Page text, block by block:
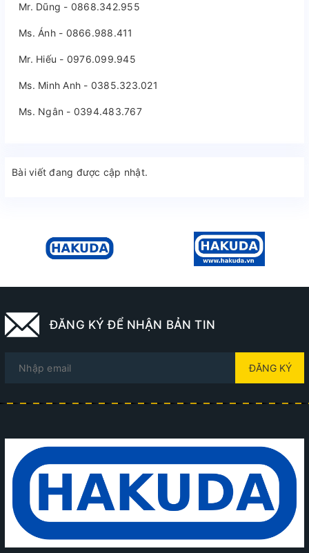
Mr. Dũng - 0868.342.955
Ms. Ánh - 0866.988.411
Mr. Hiếu - 0976.099.945
Ms. Minh Anh - 0385.323.021
Ms. Ngân - 0394.483.767
Bài viết đang được cập nhật.
ĐĂNG KÝ ĐỂ NHẬN BẢN TIN
ĐĂNG KÝ